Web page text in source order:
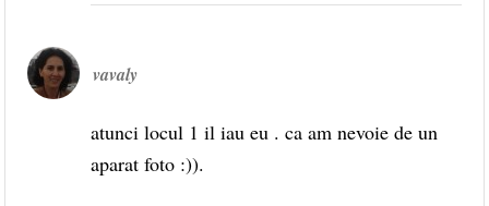
vavaly
atunci locul 1 il iau eu . ca am nevoie de un
aparat foto :)).